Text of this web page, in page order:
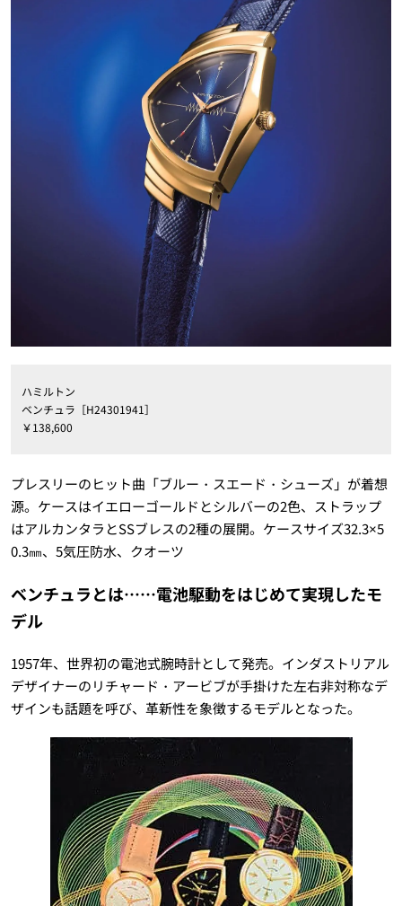
ハミルトン
ベンチュラ［H24301941］
￥138,600
プレスリーのヒット曲「ブルー・スエード・シューズ」が着想
源。ケースはイエローゴールドとシルバーの2色、ストラップ
はアルカンタラとSSブレスの2種の展開。ケースサイズ32.3×5
0.3㎜、5気圧防水、クオーツ
ベンチュラとは……電池駆動をはじめて実現したモ
デル
1957年、世界初の電池式腕時計として発売。インダストリアル
デザイナーのリチャード・アービブが手掛けた左右非対称なデ
ザインも話題を呼び、革新性を象徴するモデルとなった。